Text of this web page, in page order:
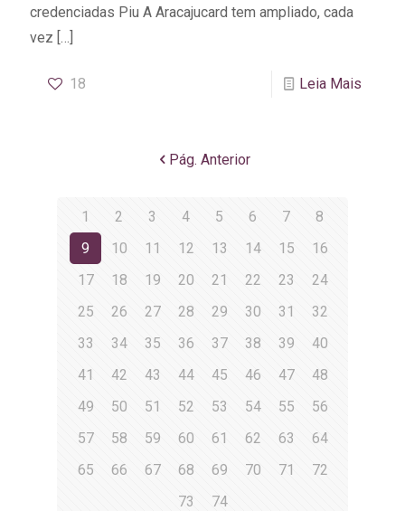
credenciadas Piu A Aracajucard tem ampliado, cada
vez […]
18 Leia Mais
Pág. Anterior
1 2 3 4 5 6 7
8
9
10 11 12 13 14 15
16
17
18 19 20 21 22 23
24
25
26 27 28 29 30 31
32
33
34 35 36 37 38 39
40
41
42 43 44 45 46 47
48
49
50 51 52 53 54 55
56
57
58 59 60 61 62 63
64
65
66 67 68 69 70 71
72
73
74